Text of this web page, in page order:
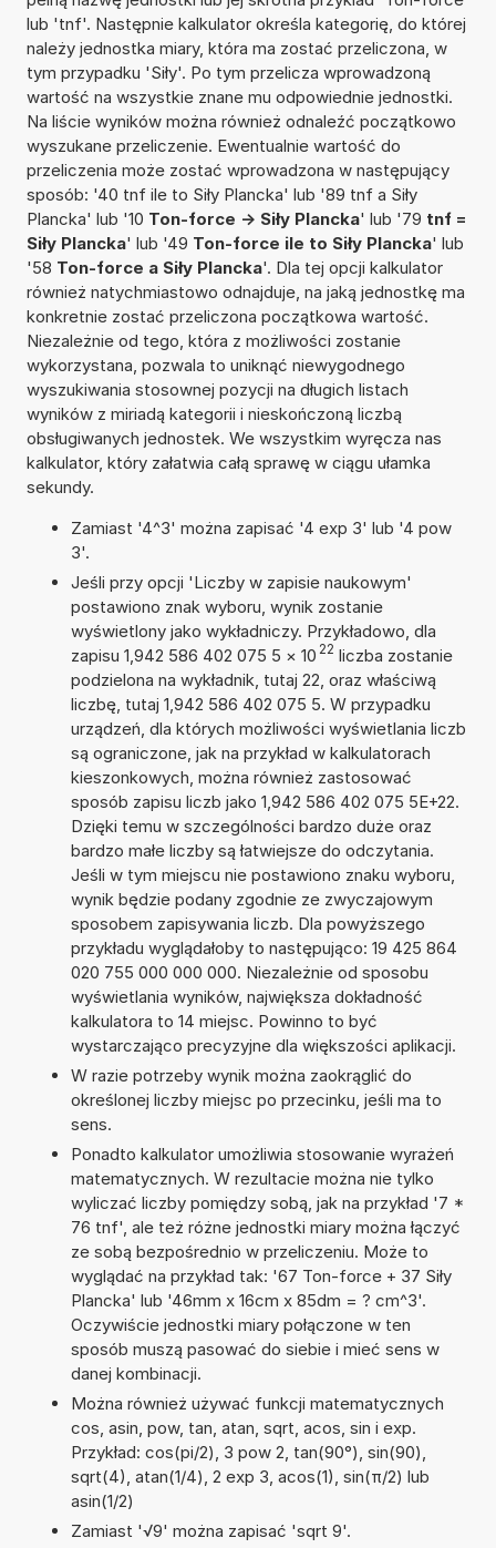
lub 'tnf'. Następnie kalkulator określa kategorię, do której
należy jednostka miary, która ma zostać przeliczona, w
tym przypadku 'Siły'. Po tym przelicza wprowadzoną
wartość na wszystkie znane mu odpowiednie jednostki.
Na liście wyników można również odnaleźć początkowo
wyszukane przeliczenie. Ewentualnie wartość do
przeliczenia może zostać wprowadzona w następujący
sposób: '40 tnf ile to Siły Plancka' lub '89 tnf a Siły
Plancka' lub '10 Ton-force -> Siły Plancka' lub '79 tnf =
Siły Plancka' lub '49 Ton-force ile to Siły Plancka' lub
'58 Ton-force a Siły Plancka'. Dla tej opcji kalkulator
również natychmiastowo odnajduje, na jaką jednostkę ma
konkretnie zostać przeliczona początkowa wartość.
Niezależnie od tego, która z możliwości zostanie
wykorzystana, pozwala to uniknąć niewygodnego
wyszukiwania stosownej pozycji na długich listach
wyników z miriadą kategorii i nieskończoną liczbą
obsługiwanych jednostek. We wszystkim wyręcza nas
kalkulator, który załatwia całą sprawę w ciągu ułamka
sekundy.
Zamiast '4^3' można zapisać '4 exp 3' lub '4 pow
3'.
Jeśli przy opcji 'Liczby w zapisie naukowym'
postawiono znak wyboru, wynik zostanie
wyświetlony jako wykładniczy. Przykładowo, dla
zapisu 1,942 586 402 075 5 × 10 22 liczba zostanie
podzielona na wykładnik, tutaj 22, oraz właściwą
liczbę, tutaj 1,942 586 402 075 5. W przypadku
urządzeń, dla których możliwości wyświetlania liczb
są ograniczone, jak na przykład w kalkulatorach
kieszonkowych, można również zastosować
sposób zapisu liczb jako 1,942 586 402 075 5E+22.
Dzięki temu w szczególności bardzo duże oraz
bardzo małe liczby są łatwiejsze do odczytania.
Jeśli w tym miejscu nie postawiono znaku wyboru,
wynik będzie podany zgodnie ze zwyczajowym
sposobem zapisywania liczb. Dla powyższego
przykładu wyglądałoby to następująco: 19 425 864
020 755 000 000 000. Niezależnie od sposobu
wyświetlania wyników, największa dokładność
kalkulatora to 14 miejsc. Powinno to być
wystarczająco precyzyjne dla większości aplikacji.
W razie potrzeby wynik można zaokrąglić do
określonej liczby miejsc po przecinku, jeśli ma to
sens.
Ponadto kalkulator umożliwia stosowanie wyrażeń
matematycznych. W rezultacie można nie tylko
wyliczać liczby pomiędzy sobą, jak na przykład '7 *
76 tnf', ale też różne jednostki miary można łączyć
ze sobą bezpośrednio w przeliczeniu. Może to
wyglądać na przykład tak: '67 Ton-force + 37 Siły
Plancka' lub '46mm x 16cm x 85dm = ? cm^3'.
Oczywiście jednostki miary połączone w ten
sposób muszą pasować do siebie i mieć sens w
danej kombinacji.
Można również używać funkcji matematycznych
cos, asin, pow, tan, atan, sqrt, acos, sin i exp.
Przykład: cos(pi/2), 3 pow 2, tan(90°), sin(90),
sqrt(4), atan(1/4), 2 exp 3, acos(1), sin(π/2) lub
asin(1/2)
Zamiast '√9' można zapisać 'sqrt 9'.